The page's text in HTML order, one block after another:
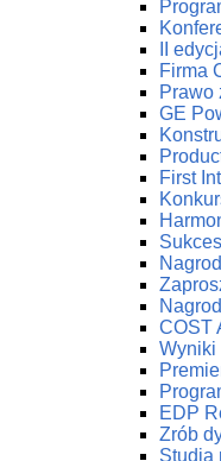
II
Firma
Prawo
GE
First
COST
Wyniki
EDP
Zrób
Studia